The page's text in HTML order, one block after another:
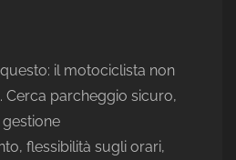
il motociclista non
Cerca parcheggio sicuro,
flessibilità sugli orari,